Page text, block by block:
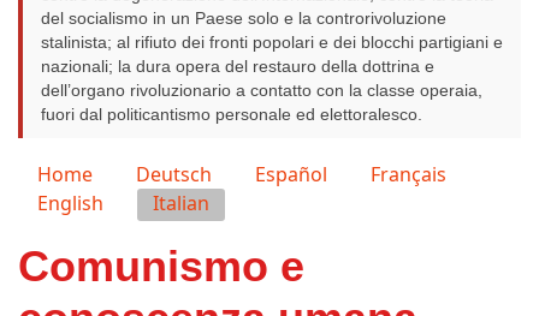
del socialismo in un Paese solo e la controrivoluzione
stalinista; al rifiuto dei fronti popolari e dei blocchi partigiani e
nazionali; la dura opera del restauro della dottrina e
dell’organo rivoluzionario a contatto con la classe operaia,
fuori dal politicantismo personale ed elettoralesco.
Seleziona la tua lingua
Home Deutsch Español
Français
English
Italian
Comunismo e